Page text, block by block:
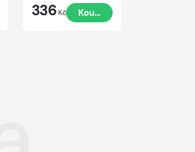
336 Kč Koupit